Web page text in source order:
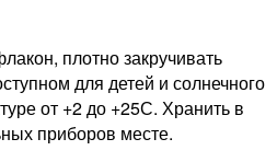
плотно закручивать
для детей и солнечного
от +2 до +25С. Хранить в
приборов месте.